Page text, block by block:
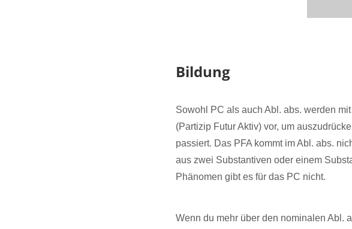
Bildung
Sowohl PC als auch Abl. abs. werden
(Partizip Futur Aktiv) vor, um
passiert. Das PFA kommt im Abl. abs.
aus zwei Substantiven oder einem
Phänomen gibt es für das PC nicht.
Wenn du mehr über den nominalen Abl.